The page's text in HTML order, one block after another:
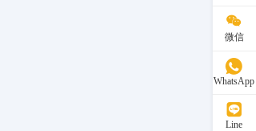
微信
WhatsApp
Line